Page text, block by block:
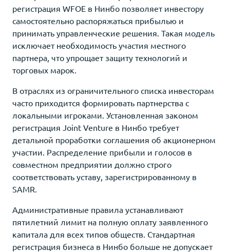
регистрация WFOE в Нинбо позволяет инвестору
самостоятельно распоряжаться прибылью и
принимать управленческие решения. Такая модель
исключает необходимость участия местного
партнера, что упрощает защиту технологий и
торговых марок.
В отраслях из ограничительного списка инвесторам
часто приходится формировать партнерства с
локальными игроками. Установленная законом
регистрация Joint Venture в Нинбо требует
детальной проработки соглашения об акционерном
участии. Распределение прибыли и голосов в
совместном предприятии должно строго
соответствовать уставу, зарегистрированному в
SAMR.
Административные правила устанавливают
пятилетний лимит на полную оплату заявленного
капитала для всех типов обществ. Стандартная
регистрация бизнеса в Нинбо больше не допускает